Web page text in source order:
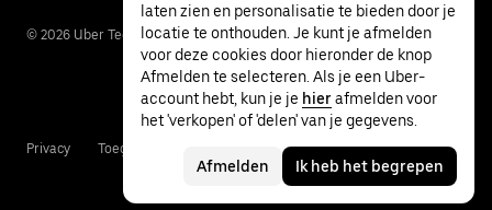
© 2026 Uber Technologies Inc.
Privacy Toegankelijkheid Voorwaarden
laten zien en personalisatie te bieden door je
locatie te onthouden. Je kunt je afmelden
voor deze cookies door hieronder de knop
Afmelden te selecteren. Als je een Uber-
account hebt, kun je je hierafmelden voor
het 'verkopen' of 'delen' van je gegevens.
Afmelden Ik heb het begrepen